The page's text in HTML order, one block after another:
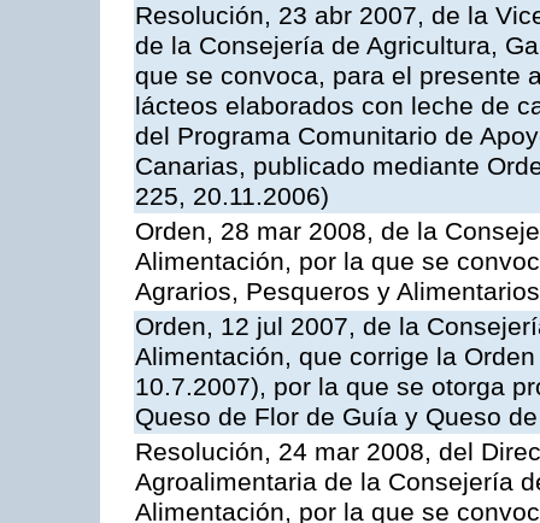
Resolución, 23 abr 2007, de la
de la Consejería de Agricultura,
que se convoca, para el presente
lácteos elaborados con leche de
del Programa Comunitario de
Canarias, publicado mediante
225, 20.11.2006)
Orden, 28 mar 2008, de la
Alimentación, por la que se
Agrarios, Pesqueros y
Orden, 12 jul 2007, de la
Alimentación, que corrige la
10.7.2007), por la que se otorga
Queso de Flor de Guía y Queso
Resolución, 24 mar 2008, del
Agroalimentaria de la Consejería
Alimentación, por la que se